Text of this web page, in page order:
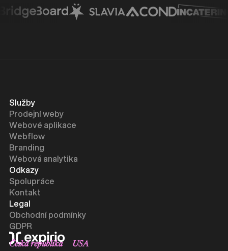
Česká republika USA
Služby
Prodejní weby
Webové aplikace
Webflow
Branding
Webová analytika
Odkazy
Spolupráce
Kontakt
Legal
Obchodní podmínky
GDPR